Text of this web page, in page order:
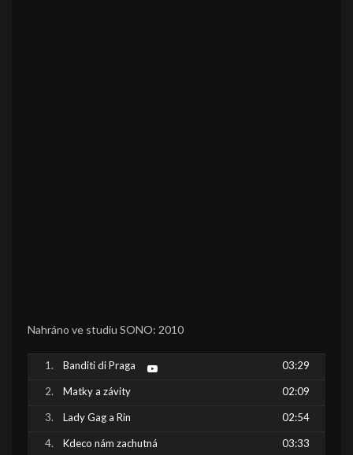
Nahráno ve studiu SONO: 2010
Banditi di Praga 03:29
Matky a závity 02:09
Lady Gag a Rin 02:54
Kdeco nám zachutná 03:33